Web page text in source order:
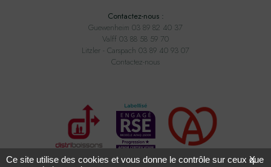
Contactez-nous :
Guewenheim 03 89 82 40 37
Valff 03 88 58 59 70
Litzler - Carspach 03 89 40 93 07
Contactez-nous
X
Ce site utilise des cookies et vous donne le contrôle sur ceux que